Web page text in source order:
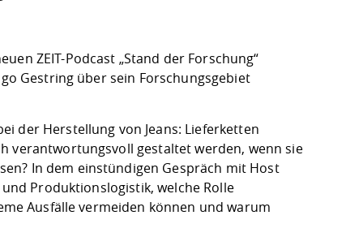
ZEIT-Podcast „Stand der Forschung“
Gestring über sein Forschungsgebiet
der Herstellung von Jeans: Lieferketten
verantwortungsvoll gestaltet werden, wenn sie
In dem einstündigen Gespräch mit Host
Produktionslogistik, welche Rolle
Ausfälle vermeiden können und warum